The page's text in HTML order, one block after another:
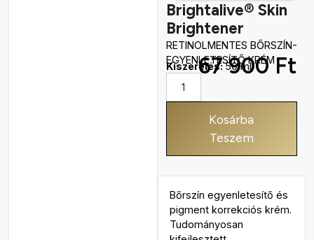
Brightalive® Skin
Brightener
RETINOLMENTES BŐRSZÍN-
EGYENLETESÍTŐ KRÉM
Bőrszín egyenletesítő és
pigment korrekciós krém.
Tudományosan
Kiszerelés:50 ml
67 900Ft
Kosárba
Teszem